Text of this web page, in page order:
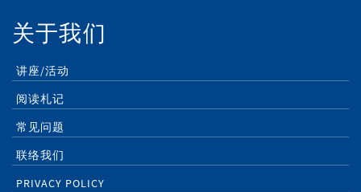
关于我们
讲座/活动
阅读札记
常见问题
联络我们
PRIVACY POLICY